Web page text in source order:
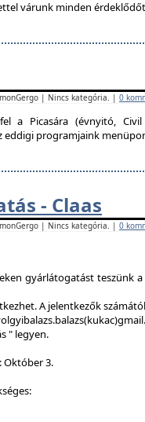
várunk minden
| Nincs kategória. | 0
a Picasára (évnyitó,
eddigi programjaink
- Claas
| Nincs kategória. | 0
gyárlátogatást teszünk
A jelentkezők
" legyen.
Október 3.